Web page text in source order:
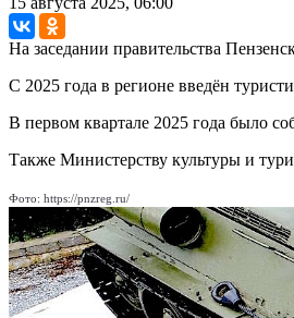
На заседании правительства
С 2025 года в регионе введён
В первом квартале 2025 года было
Также Министерству культуры и
Фото: https://pnzreg.ru/